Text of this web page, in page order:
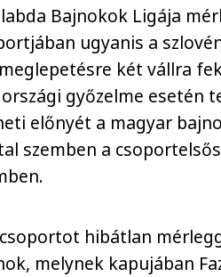
Bajnokok Ligája
ugyanis a
két vállra
győzelme esetén
előnyét a magyar
szemben a
hibátlan
melynek kapujában